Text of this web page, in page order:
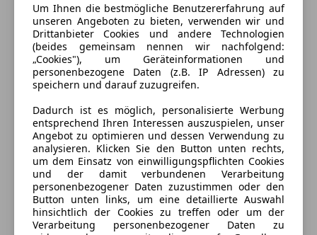
Hubraum
3 800 cm³
Gänge
Zylinder
6
Um Ihnen die bestmögliche Benutzererfahrung auf
unseren Angeboten zu bieten, verwenden wir und
Drittanbieter Cookies und andere Technologien
(beides gemeinsam nennen wir nachfolgend:
„Cookies"), um Geräteinformationen und
personenbezogene Daten (z.B. IP Adressen) zu
speichern und darauf zuzugreifen.
Dadurch ist es möglich, personalisierte Werbung
entsprechend Ihren Interessen auszuspielen, unser
Angebot zu optimieren und dessen Verwendung zu
analysieren. Klicken Sie den Button unten rechts,
um dem Einsatz von einwilligungspflichten Cookies
und der damit verbundenen Verarbeitung
personenbezogener Daten zuzustimmen oder den
Button unten links, um eine detaillierte Auswahl
hinsichtlich der Cookies zu treffen oder um der
Verarbeitung personenbezogener Daten zu